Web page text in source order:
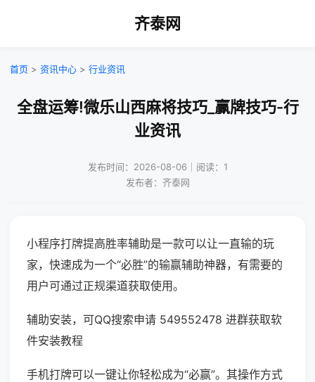
齐泰网
首页 > 资讯中心 > 行业资讯
全盘运筹!微乐山西麻将技巧_赢牌技巧-行
业资讯
发布时间：2026-08-06｜阅读：1
发布者：齐泰网
小程序打牌提高胜率辅助是一款可以让一直输的玩
家，快速成为一个“必胜”的输赢辅助神器，有需要的
用户可通过正规渠道获取使用。
辅助安装，可QQ搜索申请 549552478 进群获取软
件安装教程
手机打牌可以一键让你轻松成为“必赢”。其操作方式